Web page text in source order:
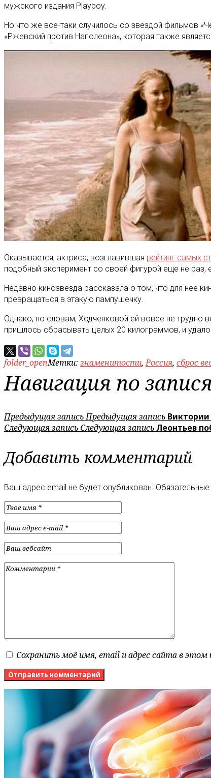
мужского издания Playboy.
Но что же все-таки случилось со звездой фильмов
«Ржевский против Наполеона», которая также
Оказывается, актриса, возглавившая рейтинг самых
подобный эксперимент со своей фигурой еще не раз,
Недавно кинозвезда рассказала о том, что для нее
превращаться в этакую пампушечку.
Однако, по словам, Ходченковой ей вовсе не трудно
пришлось сбрасывать целых 20 килограммов, и
folder_openМетки: знаменитости,Россия, сброс
Навигация по
Предыдущая записьПредыдущая запись
Следующая запись Следующая записьЛеонтьев
Добавить комментарий
Ваш адрес email не будет опубликован.
Сохранить моё имя, email и адрес сайта в